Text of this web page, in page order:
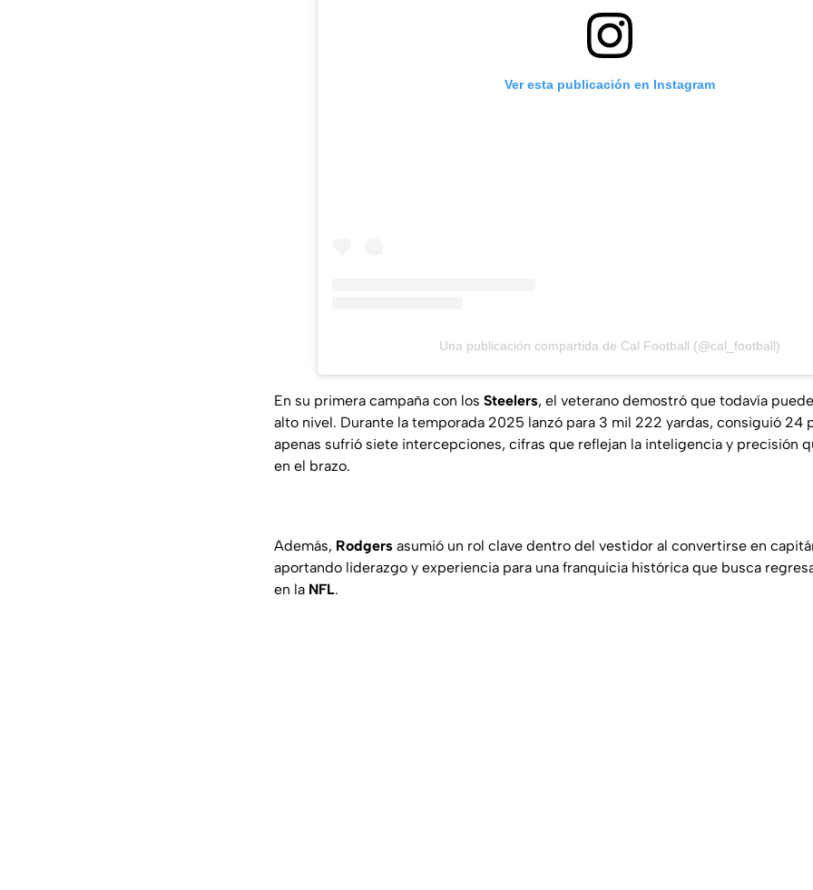
Ver esta publicación en Instagram
Una publicación compartida de Cal Football (@cal_football)
En su primera campaña con los Steelers, el veterano demostró que todavía
alto nivel. Durante la temporada 2025 lanzó para 3 mil 222 yardas, consiguió 24
apenas sufrió siete intercepciones, cifras que reflejan la inteligencia y precisión
en el brazo.
Además, Rodgers asumió un rol clave dentro del vestidor al convertirse en
aportando liderazgo y experiencia para una franquicia histórica que busca
en la NFL.